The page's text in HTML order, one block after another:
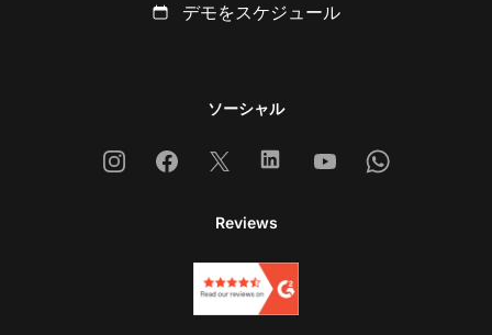
デモをスケジュール
ソーシャル
InstagramFacebook
X LinkedinYoutubeWhatsapp
Reviews